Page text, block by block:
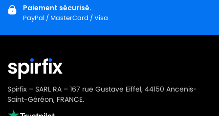
Paiement sécurisé.
PayPal / MasterCard / Visa
Spirfix – SARL RA – 167 rue Gustave Eiffel, 44150 Ancenis-
Saint-Géréon, FRANCE.